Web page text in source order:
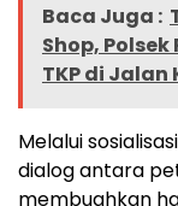
Baca Juga :
Shop,
TKP di
Melalui
dialog antara
membuahkan